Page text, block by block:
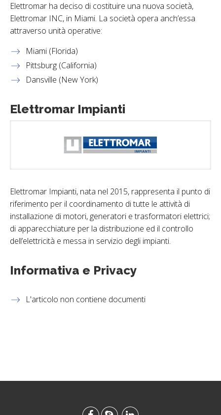
Elettromar ha deciso di costituire una nuova società,
Elettromar INC, in Miami. La società opera anch’essa
attraverso unità operative:
Miami (Florida)
Pittsburg (California)
Dansville (New York)
Elettromar Impianti
Elettromar Impianti, nata nel 2015, rappresenta il punto di
riferimento per il coordinamento di tutte le attività di
installazione di motori, generatori e trasformatori elettrici;
di apparecchiature per la distribuzione ed il controllo
dell’elettricità e messa in servizio degli impianti.
Informativa e Privacy
L'articolo non contiene documenti